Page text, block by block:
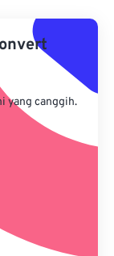
yang canggih.